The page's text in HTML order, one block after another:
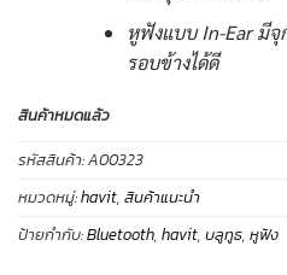
หูฟังแบบ In-Ear มีจุ
รอบข้างได้ดี
สินค้าหมดแล้ว
รหัสสินค้า:A00323
หมวดหมู่:havit, สินค้าแนะนำ
ป้ายกำกับ:Bluetooth, havit, บลูทูธ, หูฟัง